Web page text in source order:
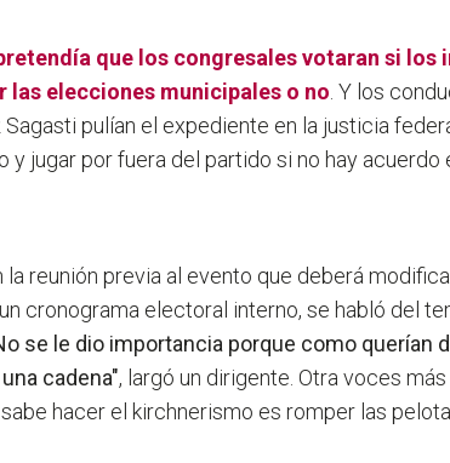
que los congresales votaran si los
las elecciones municipales o no. Y los
Sagasti pulían el expediente en la justicia
y jugar por fuera del partido si no hay acuerdo
la reunión previa al evento que deberá
cronograma electoral interno, se habló del
se le dio importancia porque como querían
cadena", largó un dirigente. Otra voces
sabe hacer el kirchnerismo es romper las